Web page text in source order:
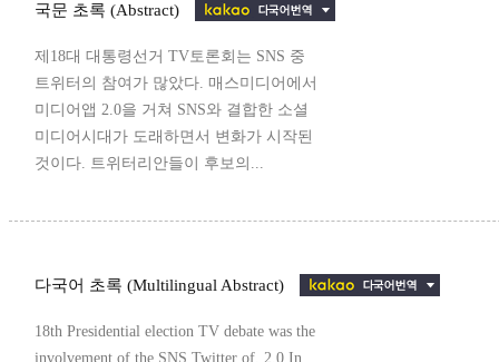
국문 초록 (Abstract)
제18대 대통령선거 TV토론회는 SNS 중
트위터의 참여가 많았다. 매스미디어에서
미디어앱 2.0을 거쳐 SNS와 결합한 소셜
미디어시대가 도래하면서 변화가 시작된
것이다. 트위터리안들이 후보의...
다국어 초록 (Multilingual Abstract)
18th Presidential election TV debate was the
involvement of the SNS Twitter of. 2.0 In